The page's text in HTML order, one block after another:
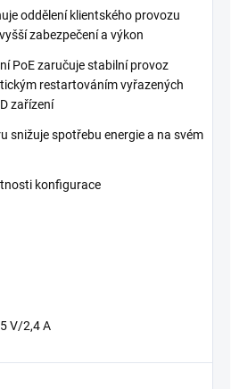
oddělení klientského provozu
zabezpečení a výkon
PoE zaručuje stabilní provoz
restartováním vyřazených
zařízení
snižuje spotřebu energie a na svém
konfigurace
V/2,4 A